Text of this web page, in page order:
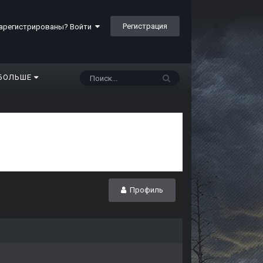
Войти Регистрация
Профиль